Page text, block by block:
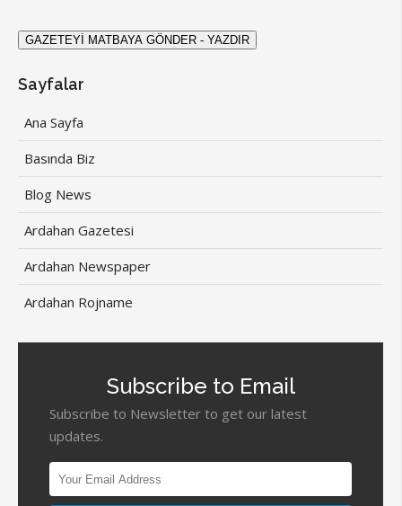
Sayfalar
Ana Sayfa
Basında Biz
Blog News
Ardahan Gazetesi
Ardahan Newspaper
Ardahan Rojname
Subscribe to Email
Subscribe to Newsletter to get our latest
updates.